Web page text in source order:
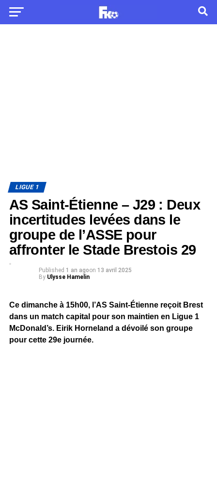
LIGUE 1
AS Saint-Étienne – J29 : Deux
incertitudes levées dans le
groupe de l’ASSE pour
affronter le Stade Brestois 29
Published 1 an agoon 13 avril 2025
By Ulysse Hamelin
Ce dimanche à 15h00, l’AS Saint-Étienne reçoit Brest
dans un match capital pour son maintien en Ligue 1
McDonald’s. Eirik Horneland a dévoilé son groupe
pour cette 29e journée.